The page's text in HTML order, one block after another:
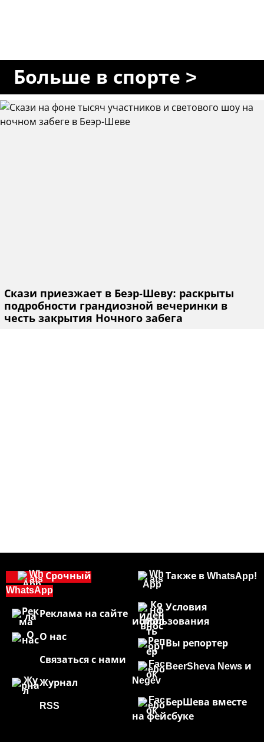
Больше в спорте >
Скази приезжает в Беэр-Шеву: раскрыты
подробности грандиозной вечеринки в
честь закрытия Ночного забега
Также в WhatsApp!
Условия
использования
Вы репортер
BeerSheva News и
Negev
БерШева вместе
на фейсбуке
Срочный
WhatsApp
Реклама на сайте
О нас
Связаться с нами
Журнал
RSS